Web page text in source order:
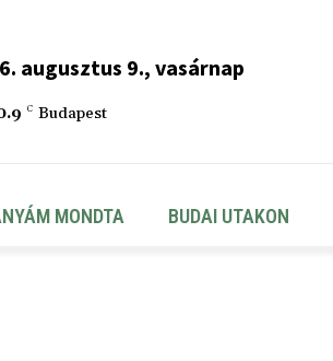
augusztus 9., vasárnap
C Budapest
MONDTA BUDAI UTAKON